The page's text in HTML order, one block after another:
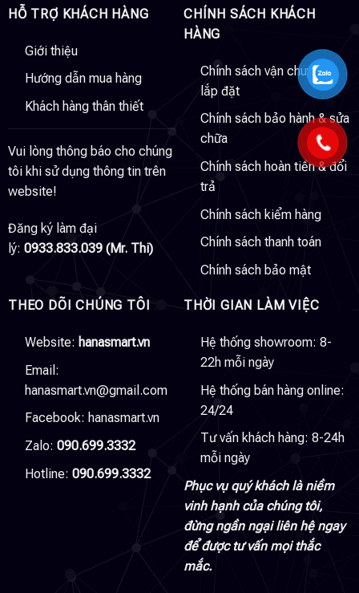
HỖ TRỢ KHÁCH HÀNG
Giới thiệu
Hướng dẫn mua hàng
Khách hàng thân thiết
Vui lòng thông báo cho chúng
tôi khi sử dụng thông tin trên
website!
Đăng ký làm đại
lý: 0933.833.039 (Mr. Thi)
CHÍNH SÁCH KHÁCH
HÀNG
Chính sách vận chuyển &
lắp đặt
Chính sách bảo hành & sửa
chữa
Chính sách hoàn tiền & đổi
trả
Chính sách kiểm hàng
Chính sách thanh toán
Chính sách bảo mật
THEO DÕI CHÚNG TÔI
Website: hanasmart.vn
Email:
hanasmart.vn@gmail.com
Facebook: hanasmart.vn
Zalo: 090.699.3332
Hotline: 090.699.3332
THỜI GIAN LÀM VIỆC
Hệ thống showroom: 8-
22h mỗi ngày
Hệ thống bán hàng online:
24/24
Tư vấn khách hàng: 8-24h
mỗi ngày
Phục vụ quý khách là niềm
vinh hạnh của chúng tôi,
đừng ngần ngại liên hệ ngay
để được tư vấn mọi thắc
mắc.